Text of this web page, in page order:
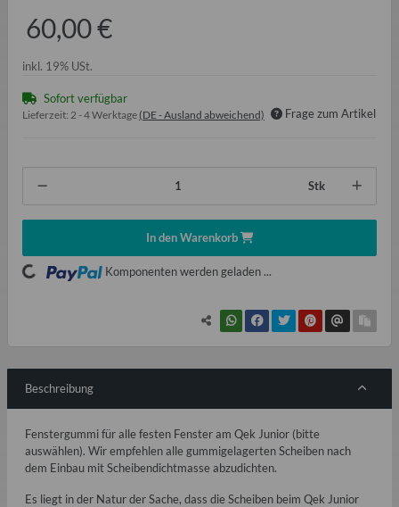
60,00 €
inkl. 19% USt.
Sofort verfügbar
Lieferzeit: 2 - 4 Werktage (DE - Ausland abweichend) Frage zum Artikel
Stk
In den Warenkorb
Komponenten werden geladen ...
Beschreibung
Fenstergummi für alle festen Fenster am Qek Junior (bitte
auswählen). Wir empfehlen alle gummigelagerten Scheiben nach
dem Einbau mit Scheibendichtmasse abzudichten.
Es liegt in der Natur der Sache, dass die Scheiben beim Qek Junior